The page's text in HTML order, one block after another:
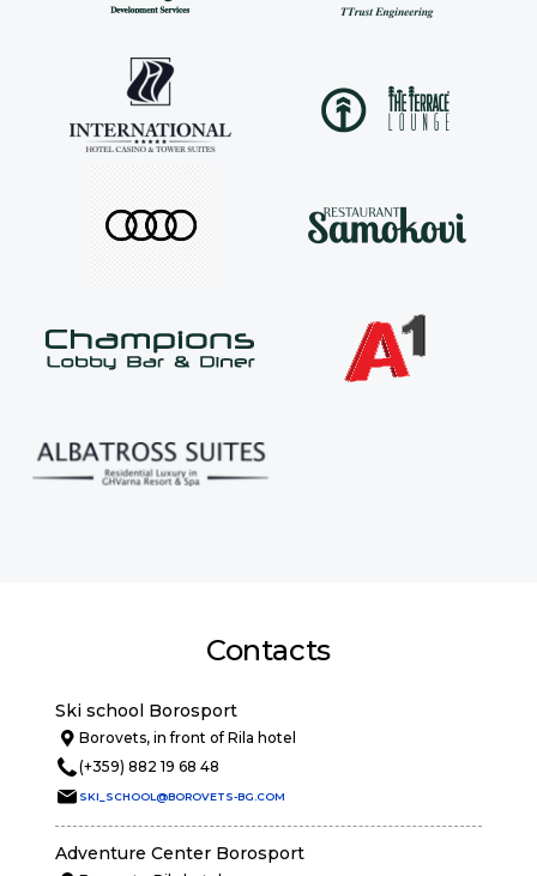
Contacts
Ski school Borosport
Borovets, in front of Rila hotel
(+359) 882 19 68 48
SKI_SCHOOL@BOROVETS-BG.COM
Adventure Center Borosport